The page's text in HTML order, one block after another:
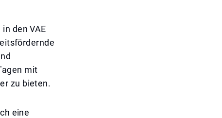
den VAE
mit
zu bieten.
eine